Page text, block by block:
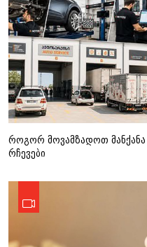
როგორ მოვამზადოთ მანქანა
რჩევები